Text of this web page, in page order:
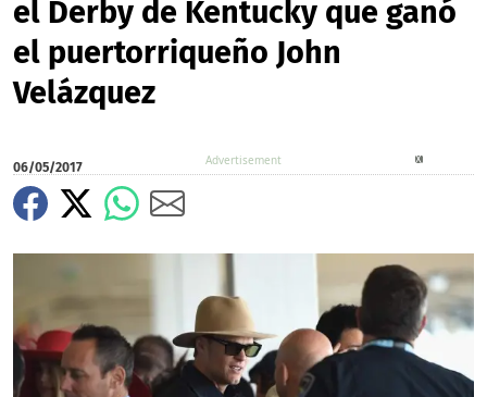
el Derby de Kentucky que ganó
el puertorriqueño John
Velázquez
06/05/2017
X